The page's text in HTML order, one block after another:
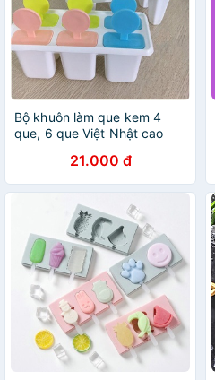
Bộ khuôn làm que kem 4
que, 6 que Việt Nhật cao
21.000 đ